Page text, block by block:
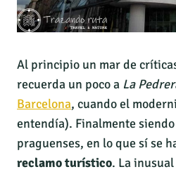
Al principio un mar de
recuerda un poco a La
Barcelona, cuando el
entendía). Finalmente
praguenses, en lo que sí se
reclamo turístico. La